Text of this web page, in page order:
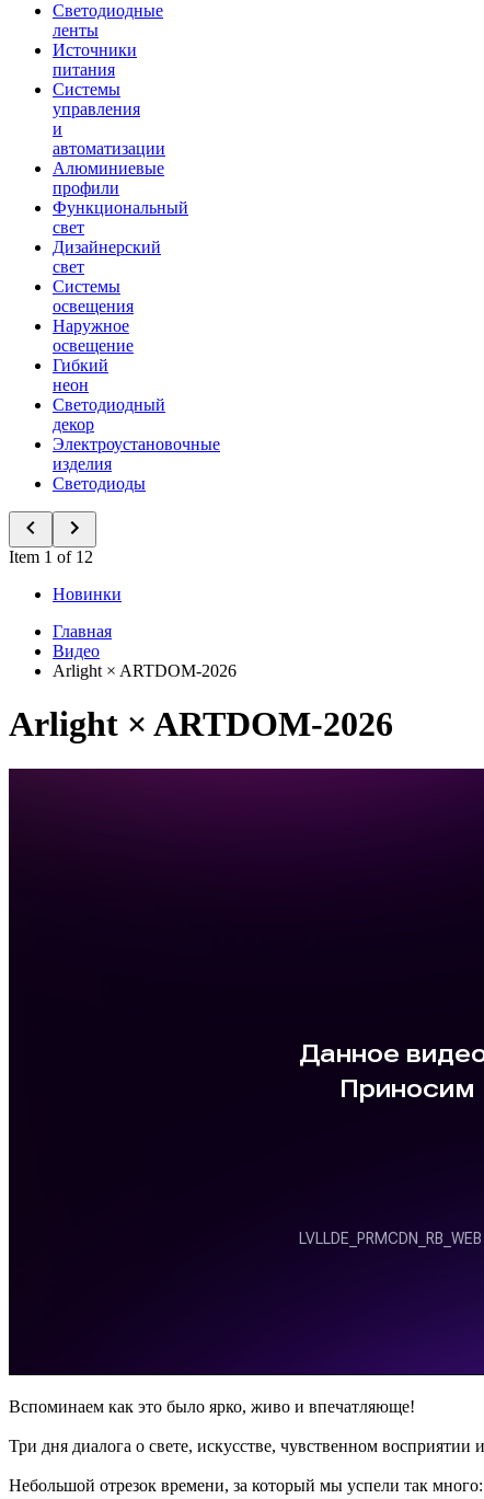
Светодиодные
ленты
Источники
питания
Системы
управления
и
автоматизации
Алюминиевые
профили
Функциональный
свет
Дизайнерский
свет
Системы
освещения
Наружное
освещение
Гибкий
неон
Светодиодный
декор
Электроустановочные
изделия
Светодиоды
Item 1 of 12
Новинки
Главная
Видео
Arlight × ARTDOM-2026
Arlight × ARTDOM-2026
Вспоминаем как это было ярко, живо и впечатляюще!
Три дня диалога о свете, искусстве, чувственном восприятии
Небольшой отрезок времени, за который мы успели так много: